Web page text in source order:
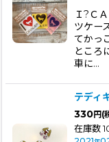
Ｉ?Ｃ
ツケー
てかっ
ところ
車に…
テディ
330円 (
在庫数